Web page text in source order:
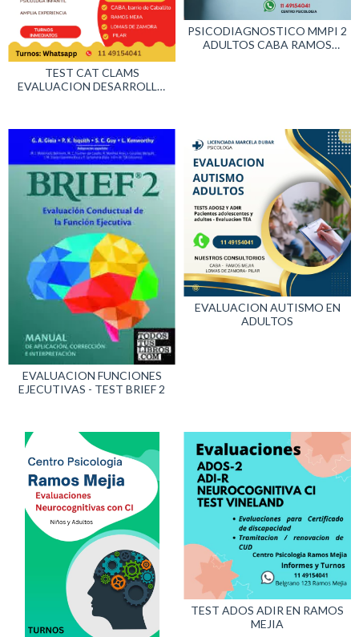
TEST CAT CLAMS
EVALUACION DESARROLLO
PSICODIAGNOSTICO MMPI 2
ADULTOS CABA RAMOS
EVALUACION FUNCIONES
EJECUTIVAS - TEST BRIEF 2
EVALUACION AUTISMO EN
ADULTOS
TEST ADOS ADIR EN RAMOS
MEJIA